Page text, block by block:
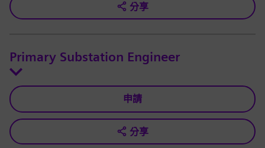
分享
Primary Substation Engineer
申請
分享